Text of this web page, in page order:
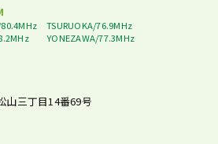
TSURUOKA/76.9MHz
YONEZAWA/77.3MHz
山三丁目14番69号